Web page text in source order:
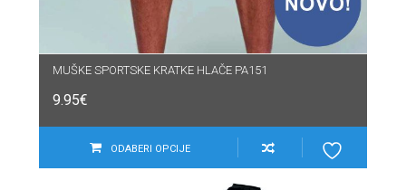
MUŠKE SPORTSKE KRATKE HLAČE PA151
9.95€
ODABERI OPCIJE